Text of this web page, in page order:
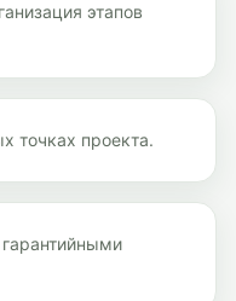
этапов
точках проекта.